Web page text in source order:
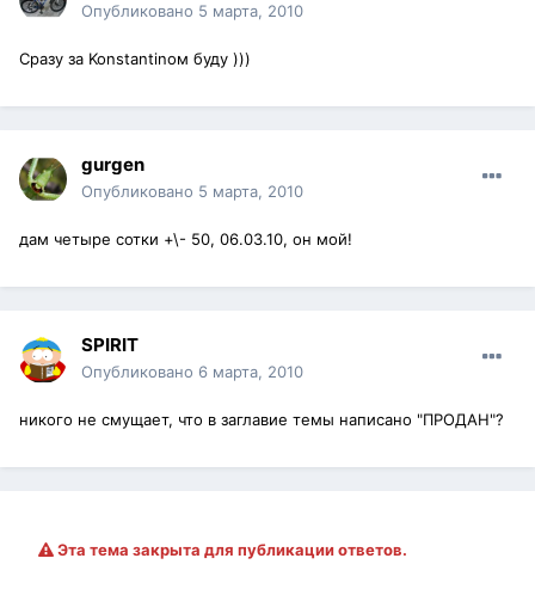
Опубликовано 5 марта, 2010
Сразу за Konstantinом буду )))
gurgen
Опубликовано 5 марта, 2010
дам четыре сотки +\- 50, 06.03.10, он мой!
SPIRIT
Опубликовано 6 марта, 2010
никого не смущает, что в заглавие темы написано "ПРОДАН"?
Эта тема закрыта для публикации ответов.